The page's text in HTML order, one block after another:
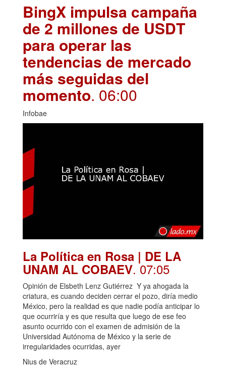
BingX impulsa campaña
de 2 millones de USDT
para operar las
tendencias de mercado
más seguidas del
momento. 06:00
Infobae
La Política en Rosa | DE LA
UNAM AL COBAEV. 07:05
Opinión de Elsbeth Lenz Gutiérrez Y ya ahogada la
criatura, es cuando deciden cerrar el pozo, diría medio
México, pero la realidad es que nadie podía anticipar lo
que ocurriría y es que resulta que luego de ese feo
asunto ocurrido con el examen de admisión de la
Universidad Autónoma de México y la serie de
irregularidades ocurridas, ayer
Nius de Veracruz